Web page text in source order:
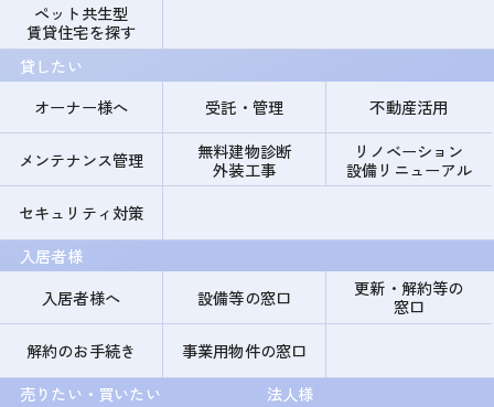
ペット共生型
賃貸住宅を探す
貸したい
オーナー様へ
受託・管理 不動産活用
メンテナンス管理
無料建物診断
外装工事
リノベーション
設備リニューアル
セキュリティ対策
入居者様
入居者様へ
設備等の窓口
更新・解約等の
窓口
解約のお手続き
事業用物件の窓口
売りたい・買いたい
法人様